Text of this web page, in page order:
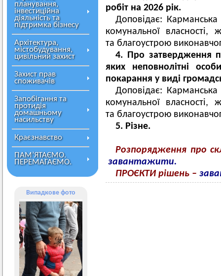
планування,
інвестиційна
діяльність та
підтримка бізнесу
Архітектура,
містобудування,
цивільний захист
Захист прав
споживачів
Запобігання та
протидія
домашньому
насильству
Краєзнавство
ПАМ’ЯТАЄМО.
ПЕРЕМАГАЄМО.
Випадкове фото
робіт на 2026 рік.
Доповідає:
комунальної власності,
та благоустрою
4. Про затвердження
яких неповнолітні
покарання у виді
Доповідає:
комунальної власності,
та благоустрою
5. Різне.
Розпорядження про
завантажити.
ПРОЄКТИ рішень –